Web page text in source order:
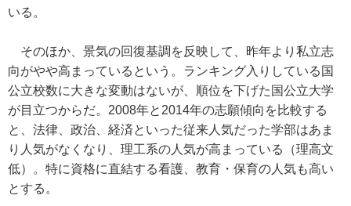
いる。
そのほか、景気の回復基調を反映して、昨年より私立志
向がやや高まっているという。ランキング入りしている国
公立校数に大きな変動はないが、順位を下げた国公立大学
が目立つからだ。2008年と2014年の志願傾向を比較する
と、法律、政治、経済といった従来人気だった学部はあま
り人気がなくなり、理工系の人気が高まっている（理高文
低）。特に資格に直結する看護、教育・保育の人気も高い
とする。